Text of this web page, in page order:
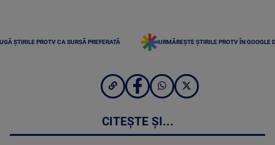
ȘTIRILE PROTV CA SURSĂ PREFERATĂ URMĂREȘTE ȘTIRILE PROTV ÎN GOOGLE
CITEȘTE ȘI...